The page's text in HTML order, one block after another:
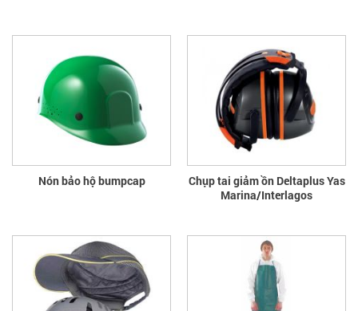
Nón bảo hộ bumpcap
Chụp tai giảm ồn Deltaplus Yas
Marina/Interlagos